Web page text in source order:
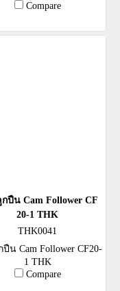
Compare
ปืน Cam Follower CF
20-1 THK
THK0041
น Cam Follower CF20-
1 THK
Compare